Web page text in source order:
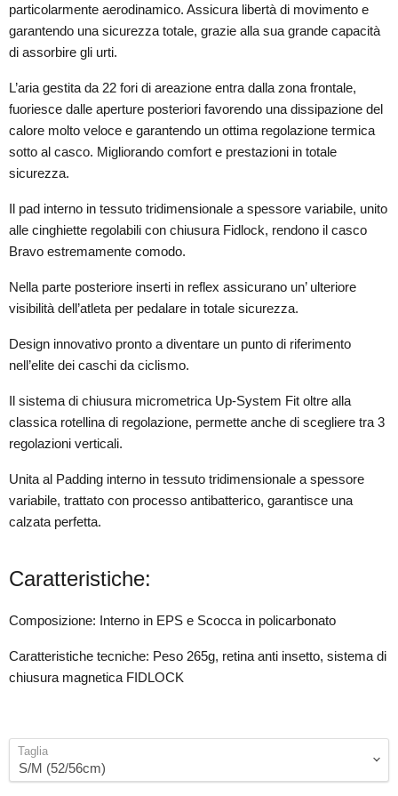
particolarmente aerodinamico. Assicura libertà di movimento e
garantendo una sicurezza totale, grazie alla sua grande capacità
di assorbire gli urti.
L’aria gestita da 22 fori di areazione entra dalla zona frontale,
fuoriesce dalle aperture posteriori favorendo una dissipazione del
calore molto veloce e garantendo un ottima regolazione termica
sotto al casco. Migliorando comfort e prestazioni in totale
sicurezza.
Il pad interno in tessuto tridimensionale a spessore variabile, unito
alle cinghiette regolabili con chiusura Fidlock, rendono il casco
Bravo estremamente comodo.
Nella parte posteriore inserti in reflex assicurano un’ ulteriore
visibilità dell’atleta per pedalare in totale sicurezza.
Design innovativo pronto a diventare un punto di riferimento
nell’elite dei caschi da ciclismo.
Il sistema di chiusura micrometrica Up-System Fit oltre alla
classica rotellina di regolazione, permette anche di scegliere tra 3
regolazioni verticali.
Unita al Padding interno in tessuto tridimensionale a spessore
variabile, trattato con processo antibatterico, garantisce una
calzata perfetta.
Caratteristiche:
Composizione: Interno in EPS e Scocca in policarbonato
Caratteristiche tecniche: Peso 265g, retina anti insetto, sistema di
chiusura magnetica FIDLOCK
Taglia